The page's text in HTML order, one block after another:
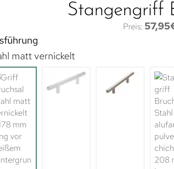
Stangengriff
57,95
matt vernickelt